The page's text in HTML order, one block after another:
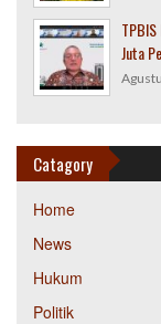
Juta
Catagory
Home
News
Hukum
Politik